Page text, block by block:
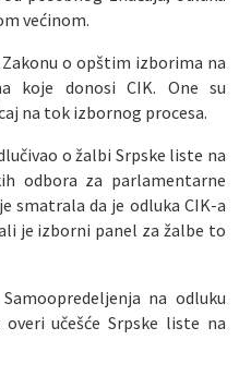
većinom.
Zakonu o opštim izborima na
koje donosi CIK. One su
na tok izbornog procesa.
o žalbi Srpske liste na
odbora za parlamentarne
smatrala da je odluka CIK-a
je izborni panel za žalbe to
na odluku
učešće Srpske liste na